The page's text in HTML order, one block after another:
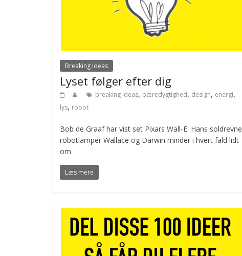
Breaking Ideas
Lyset følger efter dig
breaking ideas, bæredygtighed, design, energi,
lys, robot
Bob de Graaf har vist set Pixars Wall-E. Hans soldrevne
robotlamper Wallace og Darwin minder i hvert fald lidt
om
Læs mere